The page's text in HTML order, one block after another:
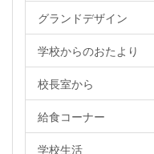
グランドデザイン
学校からのおたより
校長室から
給食コーナー
学校生活